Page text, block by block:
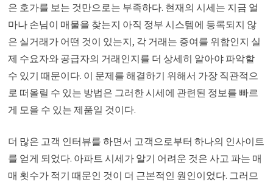
은 호가를 보는 것만으로는 부족하다. 현재의 시세는 지금 얼
마나 손님이 매물을 찾는지 아직 정부 시스템에 등록되지 않
은 실거래가 어떤 것이 있는지, 각 거래는 증여를 위함인지 실
제 수요자와 공급자의 거래인지를 더 상세히 알아야 파악할
수 있기 때문이다. 이 문제를 해결하기 위해서 가장 직관적으
로 떠올릴 수 있는 방법은 그러한 시세에 관련된 정보를 빠르
게 모을 수 있는 제품일 것이다.
더 많은 고객 인터뷰를 하면서 고객으로부터 하나의 인사이트
를 얻게 되었다. 아파트 시세가 알기 어려운 것은 사고 파는 매
매 횟수가 적기 때문인 것이 더 근본적인 원인이었다. 그러므